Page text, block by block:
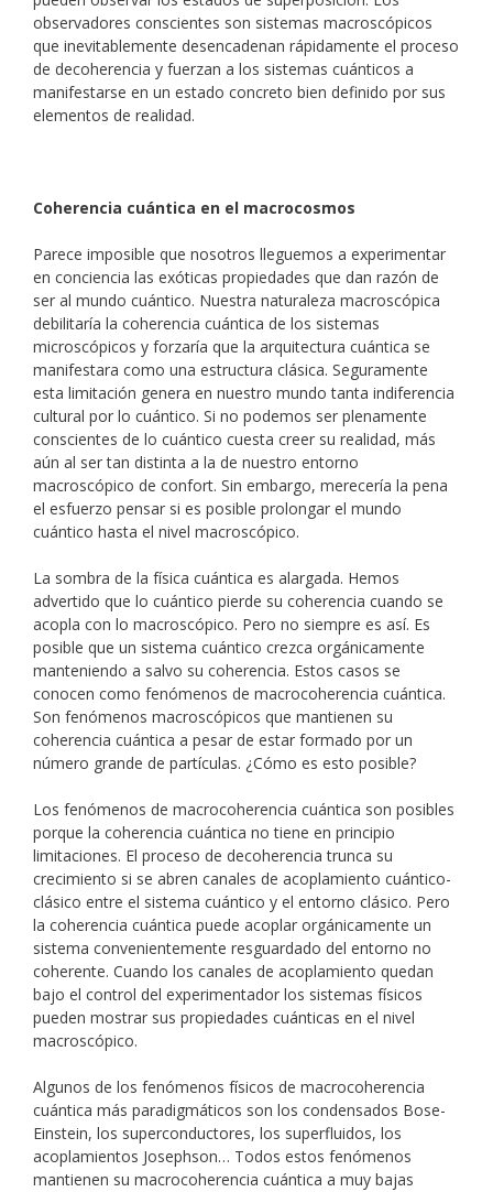
observadores conscientes son sistemas macroscópicos
que inevitablemente desencadenan rápidamente el proceso
de decoherencia y fuerzan a los sistemas cuánticos a
manifestarse en un estado concreto bien definido por sus
elementos de realidad.
Coherencia cuántica en el macrocosmos
Parece imposible que nosotros lleguemos a experimentar
en conciencia las exóticas propiedades que dan razón de
ser al mundo cuántico. Nuestra naturaleza macroscópica
debilitaría la coherencia cuántica de los sistemas
microscópicos y forzaría que la arquitectura cuántica se
manifestara como una estructura clásica. Seguramente
esta limitación genera en nuestro mundo tanta indiferencia
cultural por lo cuántico. Si no podemos ser plenamente
conscientes de lo cuántico cuesta creer su realidad, más
aún al ser tan distinta a la de nuestro entorno
macroscópico de confort. Sin embargo, merecería la pena
el esfuerzo pensar si es posible prolongar el mundo
cuántico hasta el nivel macroscópico.
La sombra de la física cuántica es alargada. Hemos
advertido que lo cuántico pierde su coherencia cuando se
acopla con lo macroscópico. Pero no siempre es así. Es
posible que un sistema cuántico crezca orgánicamente
manteniendo a salvo su coherencia. Estos casos se
conocen como fenómenos de macrocoherencia cuántica.
Son fenómenos macroscópicos que mantienen su
coherencia cuántica a pesar de estar formado por un
número grande de partículas. ¿Cómo es esto posible?
Los fenómenos de macrocoherencia cuántica son posibles
porque la coherencia cuántica no tiene en principio
limitaciones. El proceso de decoherencia trunca su
crecimiento si se abren canales de acoplamiento cuántico-
clásico entre el sistema cuántico y el entorno clásico. Pero
la coherencia cuántica puede acoplar orgánicamente un
sistema convenientemente resguardado del entorno no
coherente. Cuando los canales de acoplamiento quedan
bajo el control del experimentador los sistemas físicos
pueden mostrar sus propiedades cuánticas en el nivel
macroscópico.
Algunos de los fenómenos físicos de macrocoherencia
cuántica más paradigmáticos son los condensados Bose-
Einstein, los superconductores, los superfluidos, los
acoplamientos Josephson… Todos estos fenómenos
mantienen su macrocoherencia cuántica a muy bajas